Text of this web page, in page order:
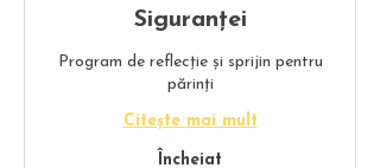
Siguranței
Program de reflecție și sprijin pentru
părinți
Citește mai mult
Încheiat